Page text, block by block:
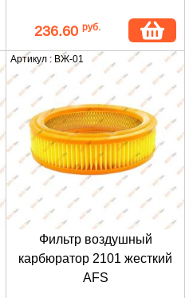
236.60 руб.
Артикул : ВЖ-01
Фильтр воздушный
карбюратор 2101 жесткий
AFS